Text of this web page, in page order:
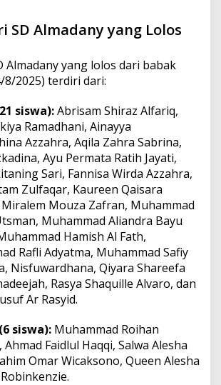
SD Almadany yang Lolos
Almadany yang lolos dari babak
8/2025) terdiri dari:
siswa):Abrisam Shiraz Alfariq,
Ramadhani, Ainayya
Azzahra, Aqila Zahra Sabrina,
Ayu Permata Ratih Jayati,
Sari, Fannisa Wirda Azzahra,
Zulfaqar, Kaureen Qaisara
Mouza Zafran, Muhammad
Muhammad Aliandra Bayu
Hamish Al Fath,
Rafli Adyatma, Muhammad Safiy
Nisfuwardhana, Qiyara Shareefa
Rasya Shaquille Alvaro, dan
Ar Rasyid.
siswa): Muhammad Roihan
Faidlul Haqqi, Salwa Alesha
Omar Wicaksono, Queen Alesha